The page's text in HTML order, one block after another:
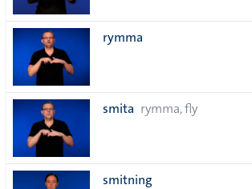
rymma
smita rymma, fly
smitning